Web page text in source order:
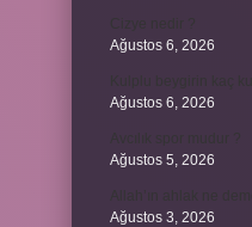
Ağustos 6, 2026
Ağustos 6, 2026
Ağustos 5, 2026
Ağustos 3, 2026